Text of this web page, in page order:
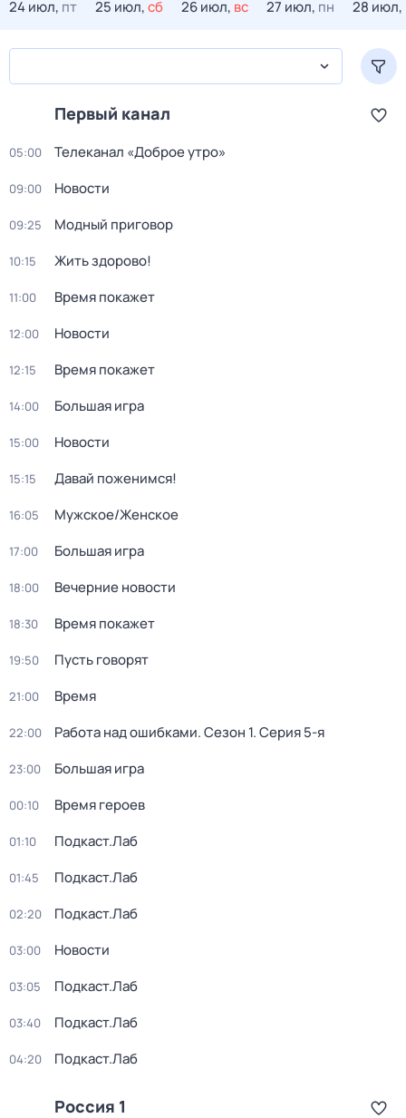
24 июл, пт 25 июл,сб 26 июл, вс 27 июл, пн 28 июл,
Первый канал
05:00 Телеканал «Доброе утро»
09:00 Новости
09:25 Модный приговор
10:15 Жить здорово!
11:00 Время покажет
12:00 Новости
12:15 Время покажет
14:00 Большая игра
15:00 Новости
15:15 Давай поженимся!
16:05 Мужское/Женское
17:00 Большая игра
18:00 Вечерние новости
18:30 Время покажет
19:50 Пусть говорят
21:00 Время
22:00 Работа над ошибками. Сезон 1. Серия 5-я
23:00 Большая игра
00:10 Время героев
01:10 Подкаст.Лаб
01:45 Подкаст.Лаб
02:20 Подкаст.Лаб
03:00 Новости
03:05 Подкаст.Лаб
03:40 Подкаст.Лаб
04:20 Подкаст.Лаб
Россия 1